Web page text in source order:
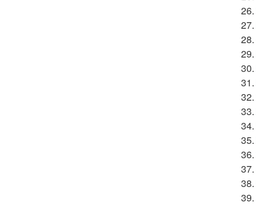
26.
27.
28.
29.
30.
31.
32.
33.
34.
35.
36.
37.
38.
39.